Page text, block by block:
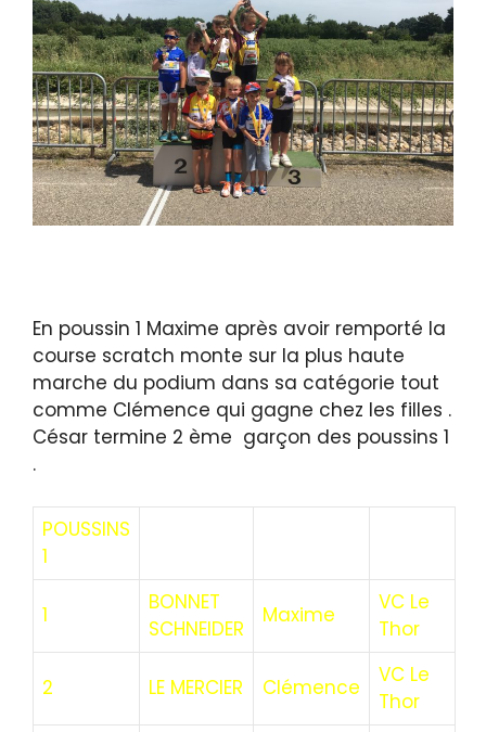
En poussin 1 Maxime après avoir remporté la
course scratch monte sur la plus haute
marche du podium dans sa catégorie tout
comme Clémence qui gagne chez les filles .
César termine 2 ème garçon des poussins 1
.
POUSSINS
1
1
BONNET
SCHNEIDER
Maxime
VC Le
Thor
2 LE MERCIER Clémence
VC Le
Thor